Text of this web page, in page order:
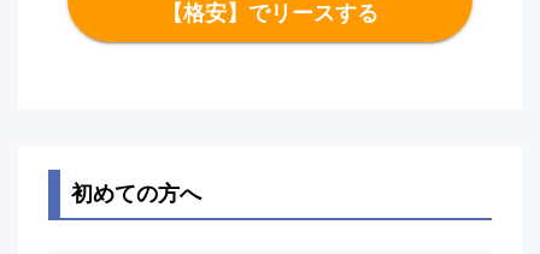
【格安】でリースする
初めての方へ